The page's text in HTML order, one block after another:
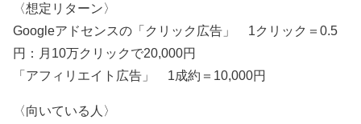
〈想定リターン〉
Googleアドセンスの「クリック広告」 1クリック＝0.5
円：月10万クリックで20,000円
「アフィリエイト広告」 1成約＝10,000円
〈向いている人〉